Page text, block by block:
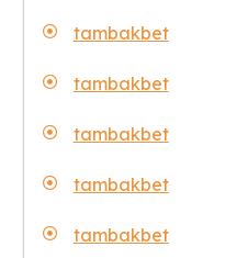
tambakbet
tambakbet
tambakbet
tambakbet
tambakbet